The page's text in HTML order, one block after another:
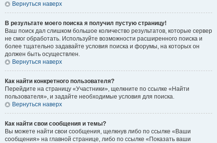
Вернуться наверх
В результате моего поиска я получил пустую страницу!
Ваш поиск дал слишком большое количество результатов, которые сервер
не смог обработать. Используйте возможности расширенного поиска и
более тщательно задавайте условия поиска и форумы, на которых он
должен быть осуществлен.
Вернуться наверх
Как найти конкретного пользователя?
Перейдите на страницу «Участники», щелкните по ссылке «Найти
пользователя», и задайте необходимые условия для поиска.
Вернуться наверх
Как найти свои сообщения и темы?
Вы можете найти свои сообщения, щелкнув либо по ссылке «Ваши
сообщения» на главной странице, либо по ссылке «Показать ваши